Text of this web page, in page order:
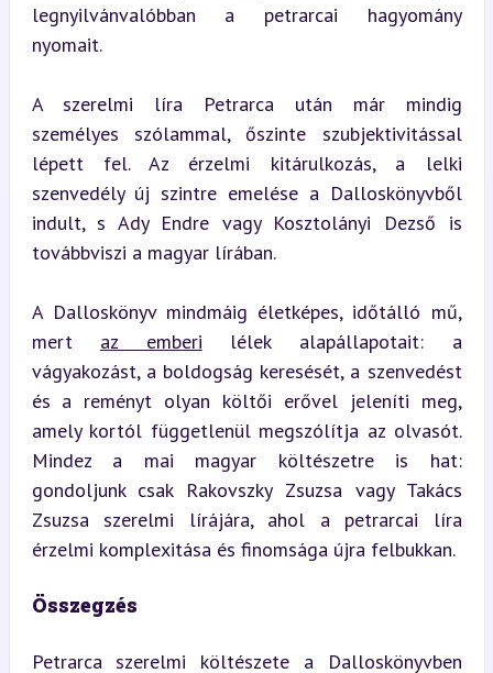
legnyilvánvalóbban a petrarcai hagyomány
nyomait.
A szerelmi líra Petrarca után már mindig
személyes szólammal, őszinte szubjektivitással
lépett fel. Az érzelmi kitárulkozás, a lelki
szenvedély új szintre emelése a Dalloskönyvből
indult, s Ady Endre vagy Kosztolányi Dezső is
továbbviszi a magyar lírában.
A Dalloskönyv mindmáig életképes, időtálló mű,
mert az emberi lélek alapállapotait: a
vágyakozást, a boldogság keresését, a szenvedést
és a reményt olyan költői erővel jeleníti meg,
amely kortól függetlenül megszólítja az olvasót.
Mindez a mai magyar költészetre is hat:
gondoljunk csak Rakovszky Zsuzsa vagy Takács
Zsuzsa szerelmi lírájára, ahol a petrarcai líra
érzelmi komplexitása és finomsága újra felbukkan.
Összegzés
Petrarca szerelmi költészete a Dalloskönyvben